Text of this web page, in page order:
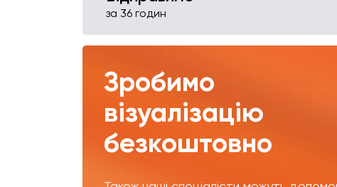
за 36 годин
Зробимо
візуалізацію
безкоштовно